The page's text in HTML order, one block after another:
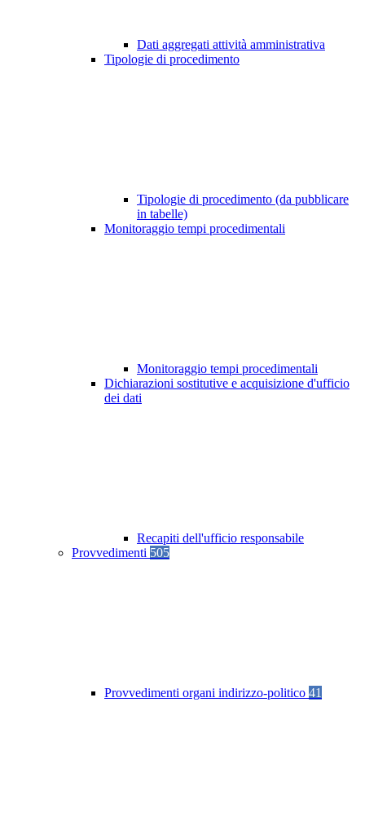
Dati aggregati attività amministrativa
Tipologie di procedimento
Tipologie di procedimento (da pubblicare
in tabelle)
Monitoraggio tempi procedimentali
Monitoraggio tempi procedimentali
Dichiarazioni sostitutive e acquisizione d'ufficio
dei dati
Recapiti dell'ufficio responsabile
Provvedimenti 505
Provvedimenti organi indirizzo-politico 41